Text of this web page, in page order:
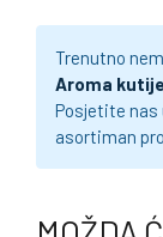
Trenutno
Aroma kutije
Posjetite nas
asortiman